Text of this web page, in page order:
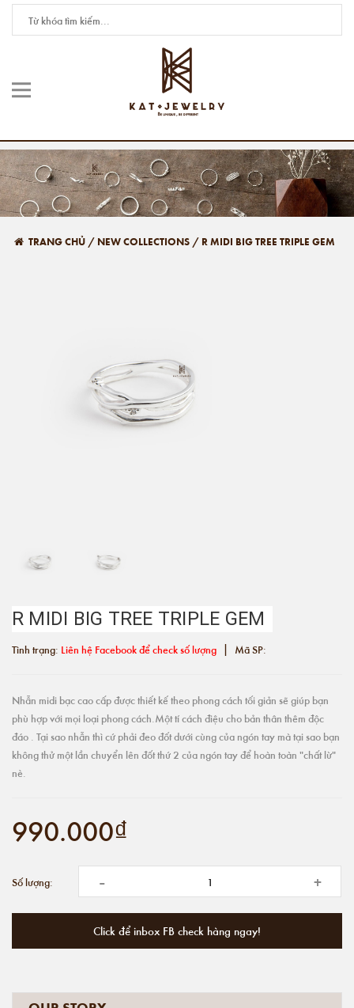
TRANG CHỦ / NEW COLLECTIONS / R MIDI BIG TREE TRIPLE GEM
R MIDI BIG TREE TRIPLE GEM
Tình trạng: Liên hệ Facebook để check số lượng | Mã SP:
Nhẫn midi bạc cao cấp được thiết kế theo phong cách tối giản sẽ giúp bạn
phù hợp với mọi loại phong cách.Một tí cách điệu cho bản thân thêm độc
đáo . Tại sao nhẫn thì cứ phải đeo đốt dưới cùng của ngón tay mà tại sao bạn
không thử một lần chuyển lên đốt thứ 2 của ngón tay để hoàn toàn "chất lừ"
nè.
990.000₫
Số lượng: - +
Click để inbox FB check hàng ngay!